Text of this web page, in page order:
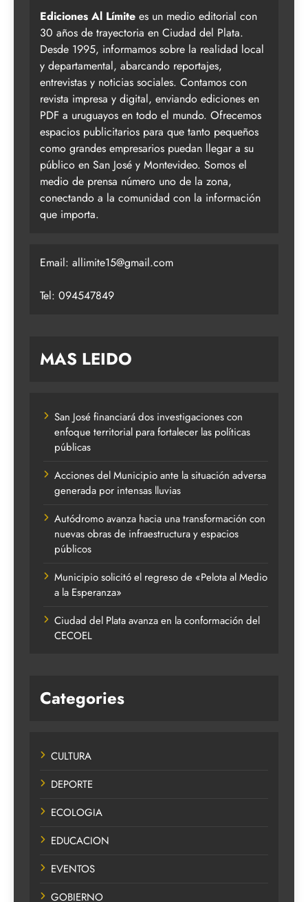
Ediciones Al Límite es un medio editorial con
30 años de trayectoria en Ciudad del Plata.
Desde 1995, informamos sobre la realidad local
y departamental, abarcando reportajes,
entrevistas y noticias sociales. Contamos con
revista impresa y digital, enviando ediciones en
PDF a uruguayos en todo el mundo. Ofrecemos
espacios publicitarios para que tanto pequeños
como grandes empresarios puedan llegar a su
público en San José y Montevideo. Somos el
medio de prensa número uno de la zona,
conectando a la comunidad con la información
que importa.
Email: allimite15@gmail.com
Tel: 094547849
MAS LEIDO
San José financiará dos investigaciones con
enfoque territorial para fortalecer las políticas
públicas
Acciones del Municipio ante la situación adversa
generada por intensas lluvias
Autódromo avanza hacia una transformación con
nuevas obras de infraestructura y espacios
públicos
Municipio solicitó el regreso de «Pelota al Medio
a la Esperanza»
Ciudad del Plata avanza en la conformación del
CECOEL
Categories
CULTURA
DEPORTE
ECOLOGIA
EDUCACION
EVENTOS
GOBIERNO